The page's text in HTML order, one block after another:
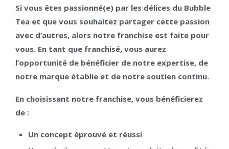
Si vous êtes passionné(e) par les délices du Bubble
Tea et que vous souhaitez partager cette passion
avec d’autres, alors notre franchise est faite pour
vous. En tant que franchisé, vous aurez
l’opportunité de bénéficier de notre expertise, de
notre marque établie et de notre soutien continu.
En choisissant notre franchise, vous bénéficierez
de :
Un concept éprouvé et réussi